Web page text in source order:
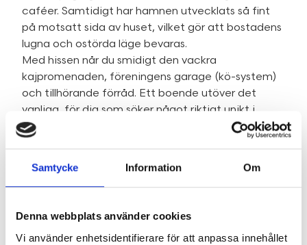
Samtycke Information Om
Denna webbplats använder cookies
Vi använder enhetsidentifierare för att anpassa innehållet
caféer. Samtidigt har hamnen utvecklats så fint
på motsatt sida av huset, vilket gör att bostadens
lugna och ostörda läge bevaras.
Med hissen når du smidigt den vackra
kajpromenaden, föreningens garage (kö-system)
och tillhörande förråd. Ett boende utöver det
vanliga, för dig som söker något riktigt unikt i
Norrtälje.
Område